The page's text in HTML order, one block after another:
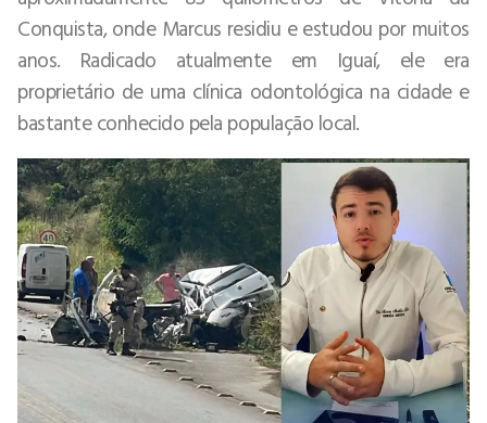
Conquista, onde Marcus residiu e estudou por muitos
anos. Radicado atualmente em Iguaí, ele era
proprietário de uma clínica odontológica na cidade e
bastante conhecido pela população local.